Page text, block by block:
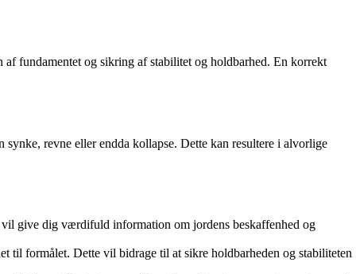
fundamentet og sikring af stabilitet og holdbarhed. En korrekt
revne eller endda kollapse. Dette kan resultere i alvorlige
give dig værdifuld information om jordens beskaffenhed og
til formålet. Dette vil bidrage til at sikre holdbarheden og stabiliteten